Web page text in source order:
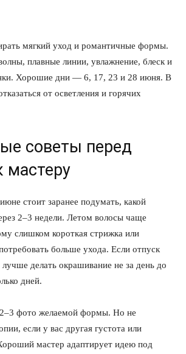
мягкий уход и романтичные формы.
плавные линии, увлажнение, блеск и
Хорошие дни — 6, 17, 23 и 28 июня. В
от осветления и горячих
советы перед
мастеру
стоит заранее подумать, какой
2–3 недели. Летом волосы чаще
слишком короткая стрижка или
больше ухода. Если отпуск
делать окрашивание не за день до
дней.
фото желаемой формы. Но не
если у вас другая густота или
мастер адаптирует идею под